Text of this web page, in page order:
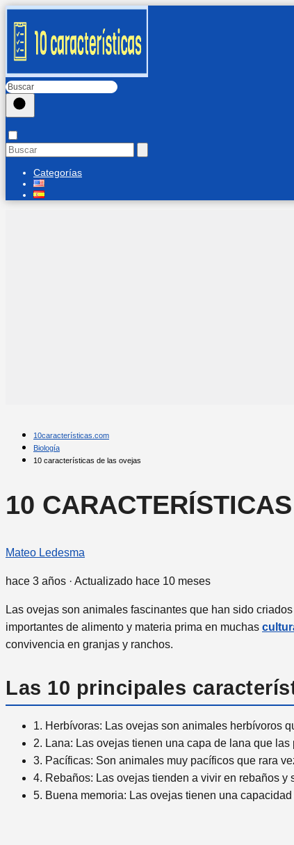
Categorías
10características.com
Biología
10 características de las ovejas
10
Mateo Ledesma
hace 3 años · Actualizado hace 10 meses
Las ovejas son animales fascinantes que han sido
importantes de alimento y materia prima en muchas
convivencia en granjas y ranchos.
Las 10 principales
1. Herbívoras: Las ovejas son animales herbívoros
2. Lana: Las ovejas tienen una capa de lana que
3. Pacíficas: Son animales muy pacíficos que rara
4. Rebaños: Las ovejas tienden a vivir en rebaños
5. Buena memoria: Las ovejas tienen una